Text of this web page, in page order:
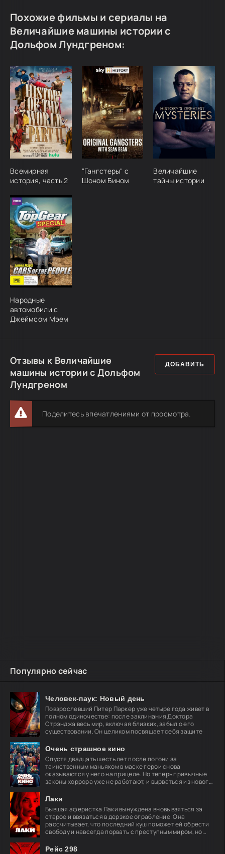
Популярно сейчас
Человек-паук: Новый день
Повзрослевший Питер Паркер уже четыре года живет в
полном одиночестве: после заклинания Доктора
Стрэнджа весь мир, включая близких, забыл о его
существовании. Он целиком посвящает себя защите
Очень страшное кино
Спустя двадцать шесть лет после погони за
таинственным маньяком в маске герои снова
оказываются у него на прицеле. Но теперь привычные
законы хоррора уже не работают, и вырваться из нового
Лаки
Бывшая аферистка Лаки вынуждена вновь взяться за
старое и ввязаться в дерзкое ограбление. Она
рассчитывает, что последний куш поможет ей обрести
свободу и навсегда порвать с преступным миром, но
Рейс 298
Похожие фильмы и сериалы на
Величайшие машины истории с
Дольфом Лундгреном:
Всемирная
история, часть 2
"Гангстеры" с
Шоном Бином
Величайшие
тайны истории
Народные
автомобили с
Джеймсом Мэем
Отзывы к Величайшие
машины истории с Дольфом
Лундгреном
ДОБАВИТЬ
Поделитесь впечатлениями от просмотра.